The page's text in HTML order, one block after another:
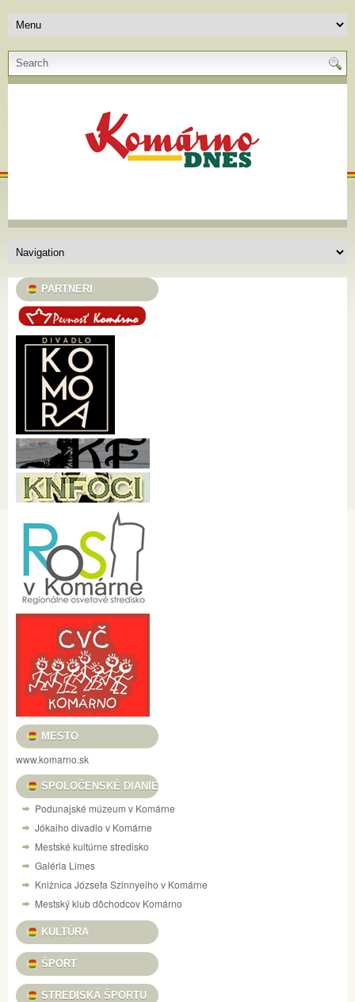
PARTNERI
MESTO
www.komarno.sk
SPOLOČENSKÉ DIANIE
Podunajské múzeum v Komárne
Jókaiho divadlo v Komárne
Mestské kultúrne stredisko
Galéria Limes
Knižnica Józsefa Szinnyeiho v Komárne
Mestský klub dôchodcov Komárno
KULTÚRA
ŠPORT
STREDISKÁ ŠPORTU